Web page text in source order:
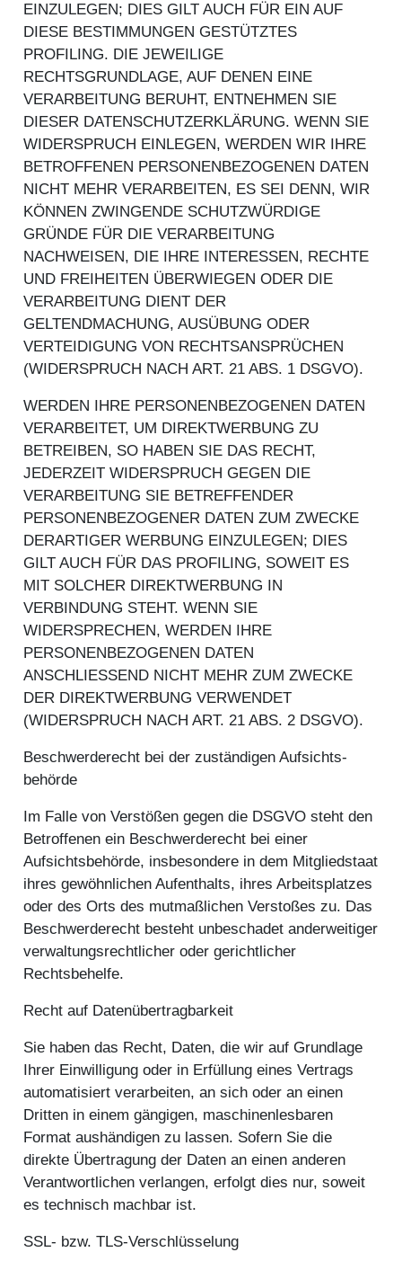
EINZULEGEN; DIES GILT AUCH FÜR EIN AUF
DIESE BESTIMMUNGEN GESTÜTZTES
PROFILING. DIE JEWEILIGE
RECHTSGRUNDLAGE, AUF DENEN EINE
VERARBEITUNG BERUHT, ENTNEHMEN SIE
DIESER DATENSCHUTZERKLÄRUNG. WENN SIE
WIDERSPRUCH EINLEGEN, WERDEN WIR IHRE
BETROFFENEN PERSONENBEZOGENEN DATEN
NICHT MEHR VERARBEITEN, ES SEI DENN, WIR
KÖNNEN ZWINGENDE SCHUTZWÜRDIGE
GRÜNDE FÜR DIE VERARBEITUNG
NACHWEISEN, DIE IHRE INTERESSEN, RECHTE
UND FREIHEITEN ÜBERWIEGEN ODER DIE
VERARBEITUNG DIENT DER
GELTENDMACHUNG, AUSÜBUNG ODER
VERTEIDIGUNG VON RECHTSANSPRÜCHEN
(WIDERSPRUCH NACH ART. 21 ABS. 1 DSGVO).
WERDEN IHRE PERSONENBEZOGENEN DATEN
VERARBEITET, UM DIREKTWERBUNG ZU
BETREIBEN, SO HABEN SIE DAS RECHT,
JEDERZEIT WIDERSPRUCH GEGEN DIE
VERARBEITUNG SIE BETREFFENDER
PERSONENBEZOGENER DATEN ZUM ZWECKE
DERARTIGER WERBUNG EINZULEGEN; DIES
GILT AUCH FÜR DAS PROFILING, SOWEIT ES
MIT SOLCHER DIREKTWERBUNG IN
VERBINDUNG STEHT. WENN SIE
WIDERSPRECHEN, WERDEN IHRE
PERSONENBEZOGENEN DATEN
ANSCHLIESSEND NICHT MEHR ZUM ZWECKE
DER DIREKTWERBUNG VERWENDET
(WIDERSPRUCH NACH ART. 21 ABS. 2 DSGVO).
Beschwerde­recht bei der zuständigen Aufsichts­
behörde
Im Falle von Verstößen gegen die DSGVO steht den
Betroffenen ein Beschwerderecht bei einer
Aufsichtsbehörde, insbesondere in dem Mitgliedstaat
ihres gewöhnlichen Aufenthalts, ihres Arbeitsplatzes
oder des Orts des mutmaßlichen Verstoßes zu. Das
Beschwerderecht besteht unbeschadet anderweitiger
verwaltungsrechtlicher oder gerichtlicher
Rechtsbehelfe.
Recht auf Daten­übertrag­barkeit
Sie haben das Recht, Daten, die wir auf Grundlage
Ihrer Einwilligung oder in Erfüllung eines Vertrags
automatisiert verarbeiten, an sich oder an einen
Dritten in einem gängigen, maschinenlesbaren
Format aushändigen zu lassen. Sofern Sie die
direkte Übertragung der Daten an einen anderen
Verantwortlichen verlangen, erfolgt dies nur, soweit
es technisch machbar ist.
SSL- bzw. TLS-Verschlüsselung